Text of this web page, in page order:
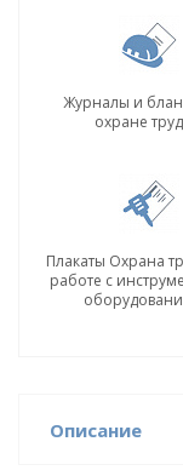
Журналы и
охране
Плакаты Охрана
работе с
Описание